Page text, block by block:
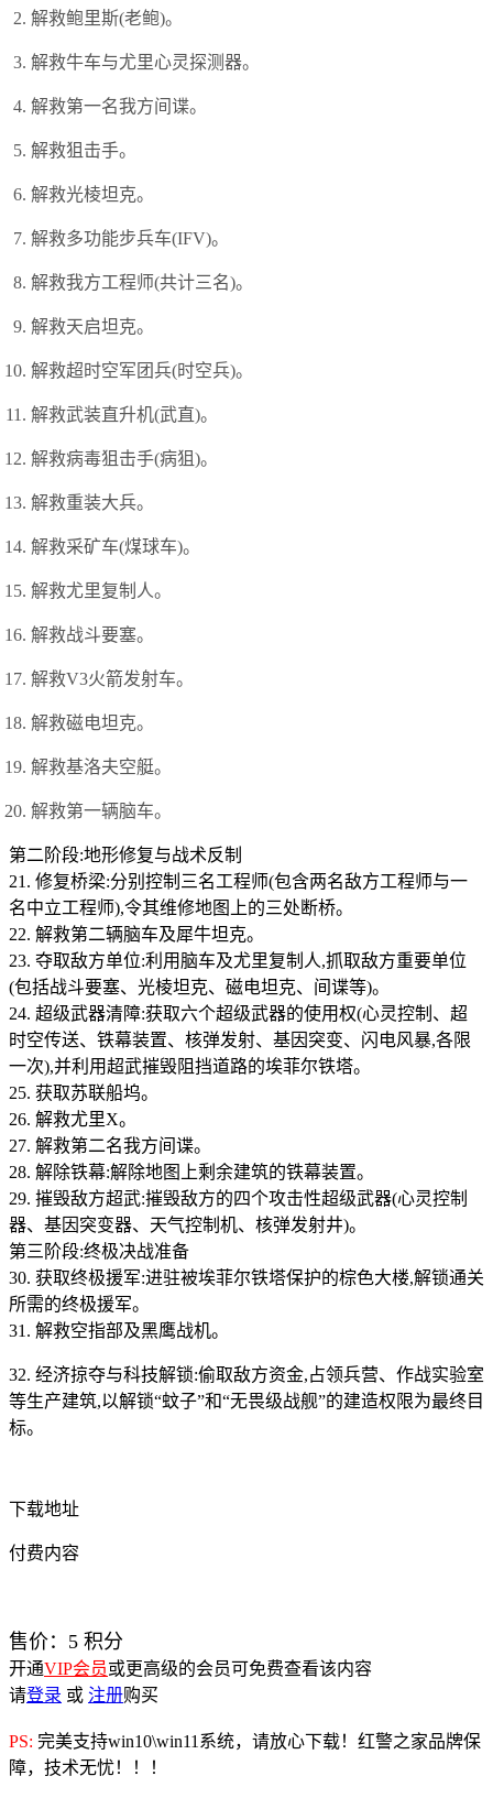
解救鲍里斯(老鲍)。
解救牛车与尤里心灵探测器。
解救第一名我方间谍。
解救狙击手。
解救光棱坦克。
解救多功能步兵车(IFV)。
解救我方工程师(共计三名)。
解救天启坦克。
解救超时空军团兵(时空兵)。
解救武装直升机(武直)。
解救病毒狙击手(病狙)。
解救重装大兵。
解救采矿车(煤球车)。
解救尤里复制人。
解救战斗要塞。
解救V3火箭发射车。
解救磁电坦克。
解救基洛夫空艇。
解救第一辆脑车。
第二阶段:地形修复与战术反制
21. 修复桥梁:分别控制三名工程师(包含两名敌方工程师与一
名中立工程师),令其维修地图上的三处断桥。
22. 解救第二辆脑车及犀牛坦克。
23. 夺取敌方单位:利用脑车及尤里复制人,抓取敌方重要单位
(包括战斗要塞、光棱坦克、磁电坦克、间谍等)。
24. 超级武器清障:获取六个超级武器的使用权(心灵控制、超
时空传送、铁幕装置、核弹发射、基因突变、闪电风暴,各限
一次),并利用超武摧毁阻挡道路的埃菲尔铁塔。
25. 获取苏联船坞。
26. 解救尤里X。
27. 解救第二名我方间谍。
28. 解除铁幕:解除地图上剩余建筑的铁幕装置。
29. 摧毁敌方超武:摧毁敌方的四个攻击性超级武器(心灵控制
器、基因突变器、天气控制机、核弹发射井)。
第三阶段:终极决战准备
30. 获取终极援军:进驻被埃菲尔铁塔保护的棕色大楼,解锁通关
所需的终极援军。
31. 解救空指部及黑鹰战机。
32. 经济掠夺与科技解锁:偷取敌方资金,占领兵营、作战实验室
等生产建筑,以解锁“蚊子”和“无畏级战舰”的建造权限为最终目
标。
下载地址
付费内容
售价： 5 积分
开通VIP会员或更高级的会员可免费查看该内容
请登录 或 注册购买
PS: 完美支持win10\win11系统，请放心下载！红警之家品牌保
障，技术无忧！！！